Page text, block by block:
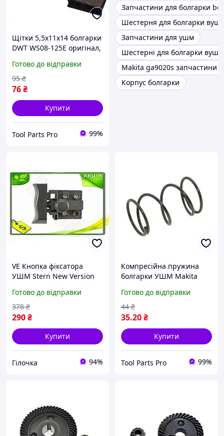
Щітки 5,5х11х14 болгарки
DWT WS08-125E оригінал,
для інструмента, для
болгарки (Tool Parts)
Готово до відправки
76₴
95 ₴
Купити
Tool Parts Pro 99%
Запчастини для болгарки
Шестерня для болгарки
Запчастини для ушм
Шестерні для болгарки
Makita ga9020s запчастини
Корпус болгарки
VE Кнопка фіксатора
УШМ Stern New Version
пуску запчастини для
шліфувальні маши
N6W_VER
Готово до відправки
290₴
378 ₴
Купити
Гілочка 94%
Компресійна пружина
болгарки УШМ Makita
(dвн 8мм), ремонт,
запчастини, для
інструменту, для болгарки
Готово до відправки
35.20₴
44 ₴
Купити
Tool Parts Pro 99%